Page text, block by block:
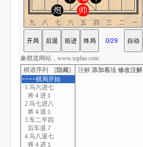
九八七六五四三二一
棋谱序列 [隐藏]
====棋局开始
1.马六进七
将４进１
2.马七进八
将４退１
3.车二平四
后车退７
4.马八退七
将４进１
注解 添加着法 修改注解
象棋道网站，www.xqdao.com